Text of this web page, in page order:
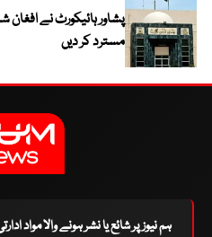
پشاور ہائیکورٹ نے
مسترد کر دیں
ہم نیوز پر شائع یا نشر ہونے والا مواد